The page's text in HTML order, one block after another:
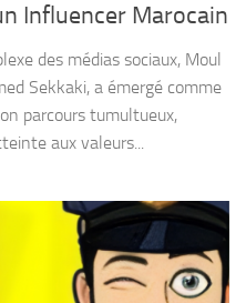
Influencer Marocain
des médias sociaux, Moul
Sekkaki, a émergé comme
parcours tumultueux,
aux valeurs...